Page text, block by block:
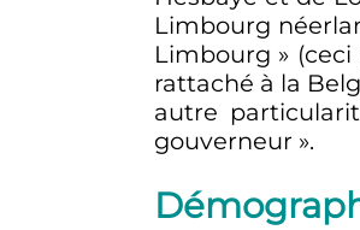
Limbourg
Limbourg »
rattaché à la
autre
gouverneur ».